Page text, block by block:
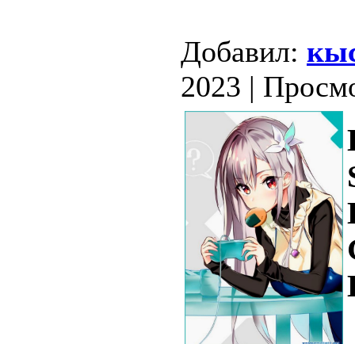
Добавил:
2023 |